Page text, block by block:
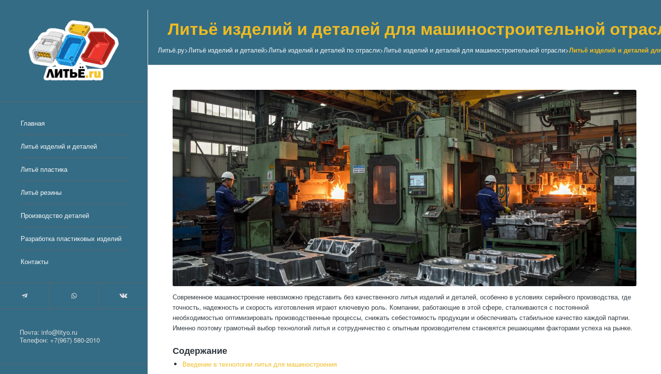
Главная
Литьё изделий и деталей
Литьё пластика
Литьё резины
Производство деталей
Разработка пластиковых изделий
Контакты
Почта: info@lityo.ru
Телефон: +7(967) 580-2010
Литьё изделий и деталей для машиностроительной
Литьё.ру>Литьё изделий и деталей>Литьё изделий и деталей по отрасли>Литьё изделий и деталей для машиностроительной отрасли>Литьё изделий и деталей
Современное машиностроение невозможно представить без качественного литья изделий и деталей, особенно в условиях серийного производства, где
точность, надежность и скорость изготовления играют ключевую роль. Компании, работающие в этой сфере, сталкиваются с постоянной
необходимостью оптимизировать производственные процессы, снижать себестоимость продукции и обеспечивать стабильное качество каждой партии.
Именно поэтому грамотный выбор технологий литья и сотрудничество с опытным производителем становятся решающими факторами успеха на рынке.
Содержание
Введение в технологии литья для машиностроения